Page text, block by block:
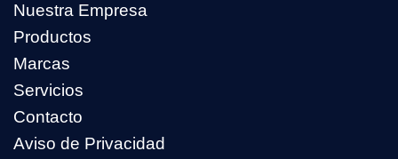
Nuestra Empresa
Productos
Marcas
Servicios
Contacto
Aviso de Privacidad